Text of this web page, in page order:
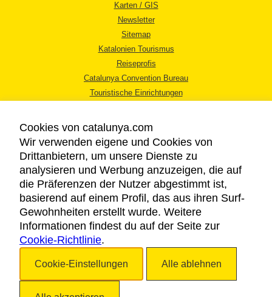
Karten / GIS
Newsletter
Sitemap
Katalonien Tourismus
Reiseprofis
Catalunya Convention Bureau
Touristische Einrichtungen
RECHTLICHER HINWEIS
DATENSCHUTZICHTLINIE
COOKIES
BARRIEREFREIHEIT
Cookies von catalunya.com
Wir verwenden eigene und Cookies von
Drittanbietern, um unsere Dienste zu
analysieren und Werbung anzuzeigen, die auf
die Präferenzen der Nutzer abgestimmt ist,
basierend auf einem Profil, das aus ihren Surf-
Gewohnheiten erstellt wurde. Weitere
Informationen findest du auf der Seite zur
Cookie-Richtlinie.
Cookie-Einstellungen Alle ablehnen